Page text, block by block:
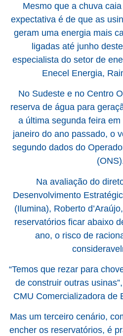
Mesmo que a chuva
expectativa é de que as
geram uma energia mais
ligadas até junho
especialista do setor de
Enecel Energia,
No Sudeste e no Centro
reserva de água para
a última segunda feira
janeiro do ano passado, o
segundo dados do
Na avaliação do
Desenvolvimento
(Ilumina), Roberto
reservatórios ficar abaixo
ano, o risco de
“Temos que rezar para
de construir outras
CMU Comercializadora de
Mas um terceiro cenário,
encher os reservatórios, é